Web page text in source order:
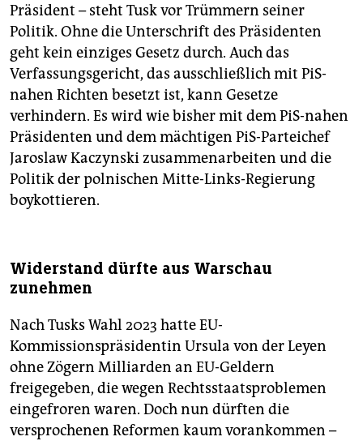
Präsident – steht Tusk vor Trümmern seiner
Politik. Ohne die Unterschrift des Präsidenten
geht kein einziges Gesetz durch. Auch das
Verfassungsgericht, das ausschließlich mit PiS-
nahen Richten besetzt ist, kann Gesetze
verhindern. Es wird wie bisher mit dem PiS-nahen
Präsidenten und dem mächtigen PiS-Parteichef
Jaroslaw Kaczynski zusammenarbeiten und die
Politik der polnischen Mitte-Links-Regierung
boykottieren.
Widerstand dürfte aus Warschau
zunehmen
Nach Tusks Wahl 2023 hatte EU-
Kommissionspräsidentin Ursula von der Leyen
ohne Zögern Milliarden an EU-Geldern
freigegeben, die wegen Rechtsstaatsproblemen
eingefroren waren. Doch nun dürften die
versprochenen Reformen kaum vorankommen –